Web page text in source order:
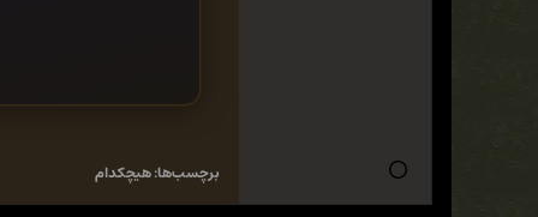
برچسب‌ها:هیچکدام